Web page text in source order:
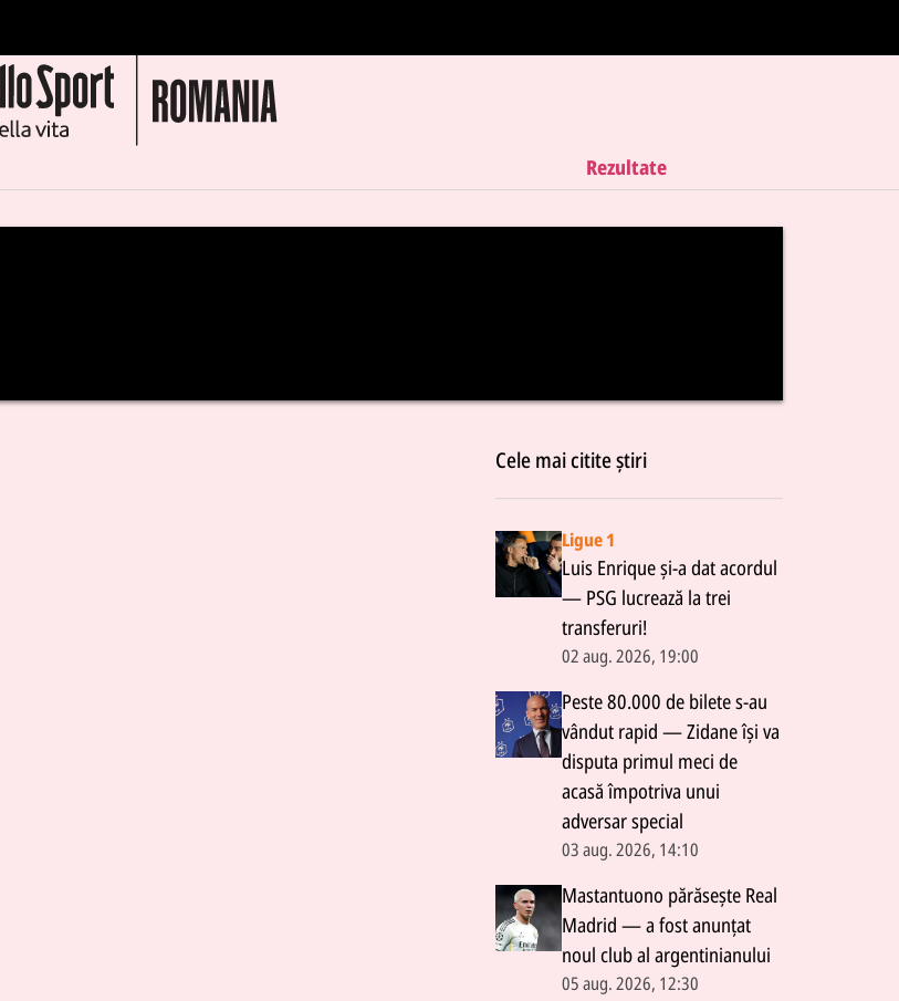
Rezultate
Cele mai citite știri
Ligue 1
Luis Enrique și-a dat acordul
— PSG lucrează la trei
transferuri!
02 aug. 2026, 19:00
Peste 80.000 de bilete s-au
vândut rapid — Zidane își va
disputa primul meci de
acasă împotriva unui
adversar special
03 aug. 2026, 14:10
Mastantuono părăsește Real
Madrid — a fost anunțat
noul club al argentinianului
05 aug. 2026, 12:30